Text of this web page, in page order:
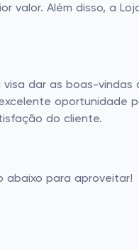
valor. Além disso, a
dar as boas-
oportunidade
do cliente.
abaixo para aproveitar!